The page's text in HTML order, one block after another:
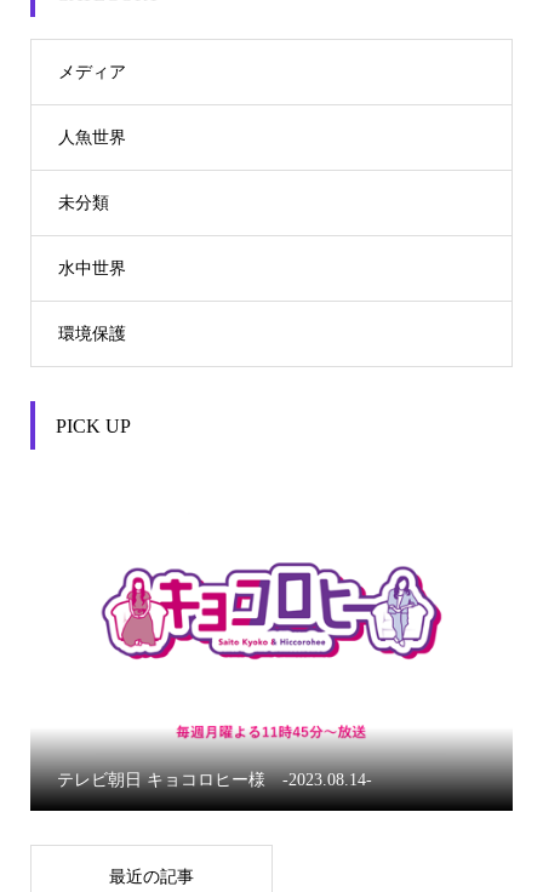
メディア
人魚世界
未分類
水中世界
環境保護
PICK UP
テレビ朝日 キョコロヒー様 -2023.08.14-
最近の記事